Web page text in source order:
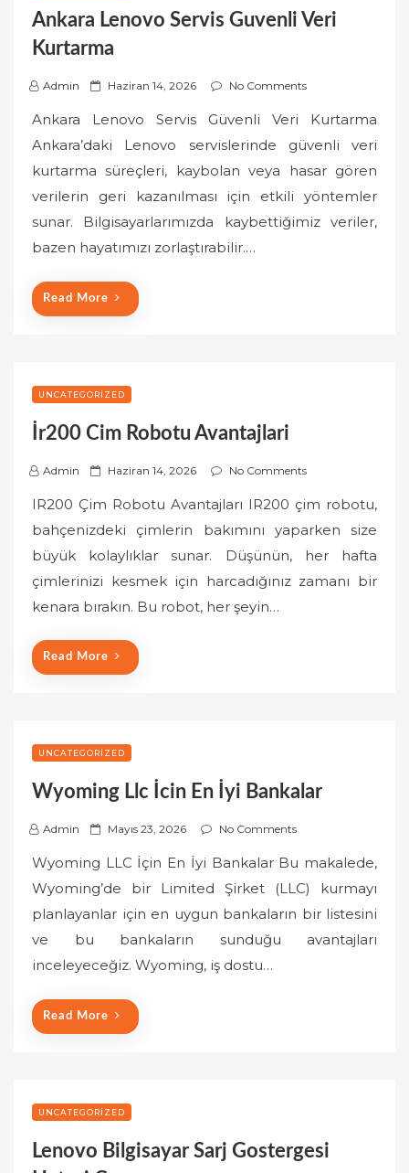
Ankara Lenovo Servis Guvenli Veri
Kurtarma
Admin
P
s
t
d
o
Haziran 14, 2026 No Comments
Ankara Lenovo Servis Güvenli Veri Kurtarma
Ankara’daki Lenovo servislerinde güvenli veri
kurtarma süreçleri, kaybolan veya hasar gören
verilerin geri kazanılması için etkili yöntemler
sunar. Bilgisayarlarımızda kaybettiğimiz veriler,
bazen hayatımızı zorlaştırabilir.…
Read More
UNCATEGORIZED
İr200 Cim Robotu Avantajlari
Admin
P
s
t
e
d
Haziran 14, 2026 No Comments
IR200 Çim Robotu Avantajları IR200 çim robotu,
bahçenizdeki çimlerin bakımını yaparken size
büyük kolaylıklar sunar. Düşünün, her hafta
çimlerinizi kesmek için harcadığınız zamanı bir
kenara bırakın. Bu robot, her şeyin…
Read More
UNCATEGORIZED
Wyoming Llc İcin En İyi Bankalar
Admin
P
e
o
Mayıs 23, 2026 No Comments
Wyoming LLC İçin En İyi Bankalar Bu makalede,
Wyoming’de bir Limited Şirket (LLC) kurmayı
planlayanlar için en uygun bankaların bir listesini
ve bu bankaların sunduğu avantajları
inceleyeceğiz. Wyoming, iş dostu…
Read More
UNCATEGORIZED
Lenovo Bilgisayar Sarj Gostergesi